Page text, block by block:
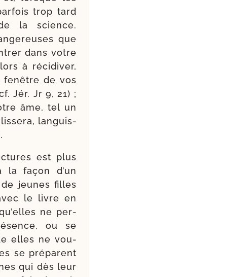
trop tard
la science.
que
dans votre
à réci­di­ver,
fenêtre de vos
Jér. Jr 9, 21) ;
âme, tel un
lan­guis­
est plus
la façon d’un
jeunes filles
le livre en
ne per­
ou se
elles ne vou­
se pré­parent
qui dès leur